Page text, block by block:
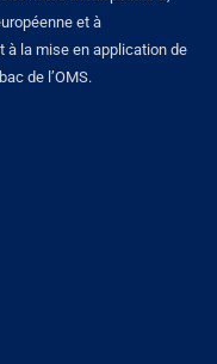
et à
à la mise en application de
de l’OMS.